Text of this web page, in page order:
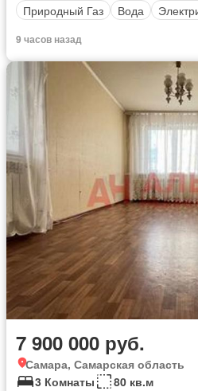
Природный Газ
Вода
9 часов назад
7 900 000 руб.
Самара, Самарская область
3 Комнаты
80 кв.м